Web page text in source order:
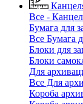
Все -
Бумага для
Все Бумага
Блоки для
Блоки
Для
Все Для
Короба